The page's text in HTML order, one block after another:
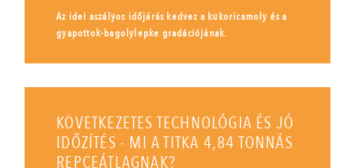
Az idei aszályos időjárás kedvez a kukoricamoly és a
gyapottok-bagolylepke gradációjának.
KÖVETKEZETES TECHNOLÓGIA ÉS JÓ
IDŐZÍTÉS - MI A TITKA 4,84 TONNÁS
REPCEÁTLAGNAK?